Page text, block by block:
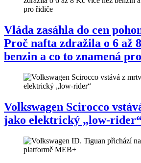
Vláda zasáhla do cen
Proč nafta zdražila o 6 až
benzin a co to znamená
Volkswagen Scirocco
jako elektrický „low-